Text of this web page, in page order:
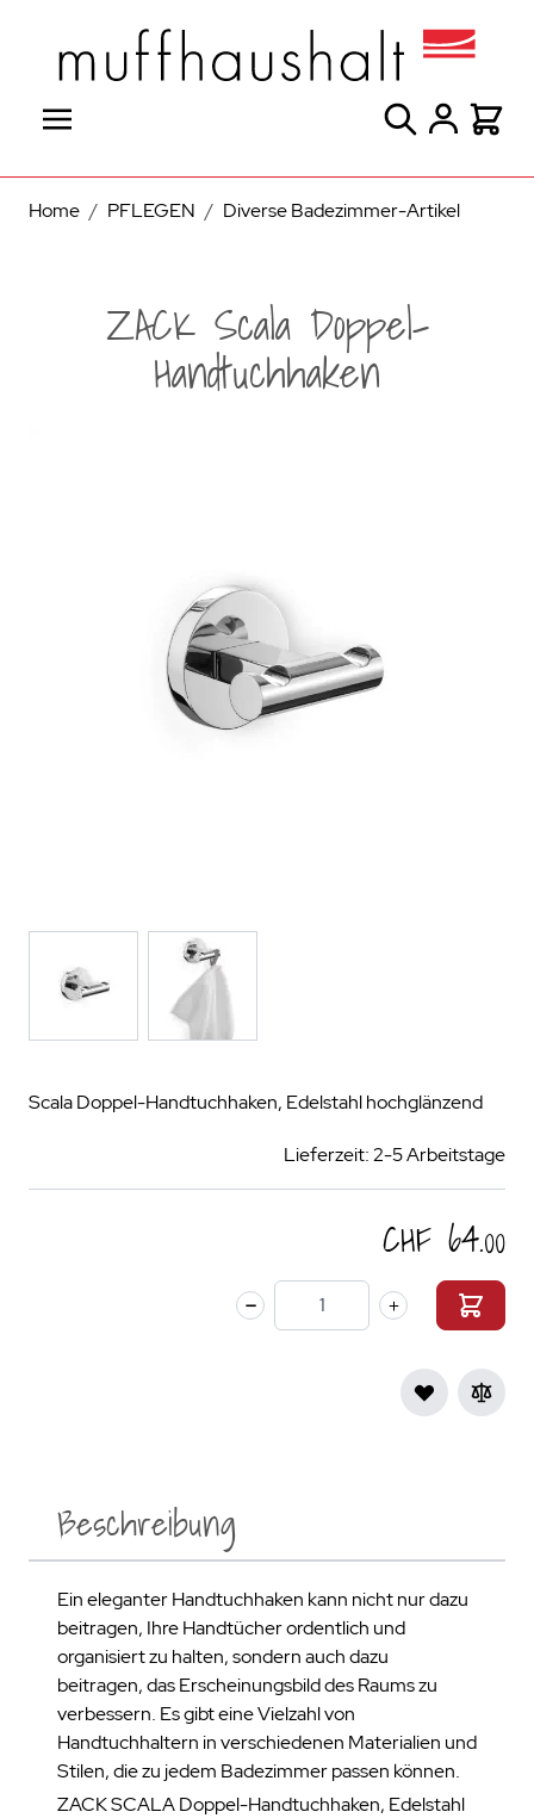
Suche
Home / PFLEGEN / Diverse Badezimmer-Artikel
ZACK Scala Doppel-
Handtuchhaken
Scala Doppel-Handtuchhaken, Edelstahl hochglänzend
Lieferzeit: 2-5 Arbeitstage
CHF 64.00
Menge
Beschreibung
Ein eleganter Handtuchhaken kann nicht nur dazu
beitragen, Ihre Handtücher ordentlich und
organisiert zu halten, sondern auch dazu
beitragen, das Erscheinungsbild des Raums zu
verbessern. Es gibt eine Vielzahl von
Handtuchhaltern in verschiedenen Materialien und
Stilen, die zu jedem Badezimmer passen können.
ZACK SCALA Doppel-Handtuchhaken, Edelstahl